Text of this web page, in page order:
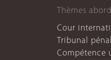
Thèmes
Cour
Tribunal
Compétence